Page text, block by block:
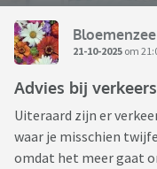
Bloemenzee
21-10-2025 om
Advies bij
Uiteraard zijn er
waar je misschien
omdat het meer gaat